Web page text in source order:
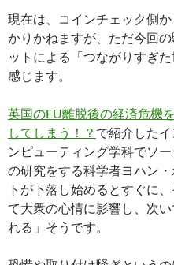
現在は、コインチェック側
かりかねますが、ただ今回
ットによる「つながりすぎ
感じます。
英国のEU離脱後の経済危機
してしまう！？ で紹介した
ンピューティング学科でソ
の研究をする科学者ヨハン
トが下落し始めるとすぐに
て大衆の心情に影響し、次
れる」そうです。